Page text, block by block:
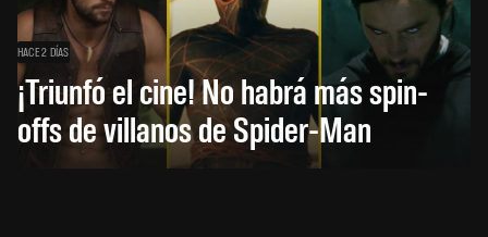
HACE 2 DÍAS
¡Triunfó el cine! No habrá más spin-
offs de villanos de Spider-Man